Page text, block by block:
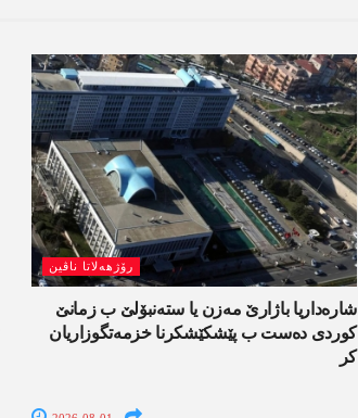
رۆژھەلاتا ناڤین
شارەداریا باژارێ مەزن یا ستەنبۆلێ ب زمانێ
کوردی دەست ب پێشکێشکرنا خزمەتگوزاریان
کر